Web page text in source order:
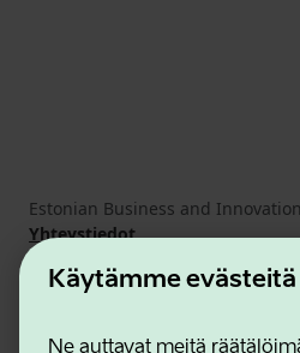
Käytämme evästeitä
Ne auttavat meitä
Estonian Business and
Yhteystiedot
Yhteistyökumppanit
Käyttöehdot